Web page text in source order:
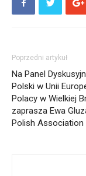
Poprzedni artykuł
Na Panel
Polski w Unii
Polacy w Wielkiej
zaprasza Ewa
Polish Association